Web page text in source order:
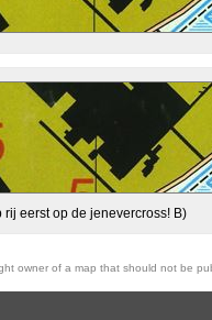
rij eerst op de jenevercross! B)
owner of a map that should not be